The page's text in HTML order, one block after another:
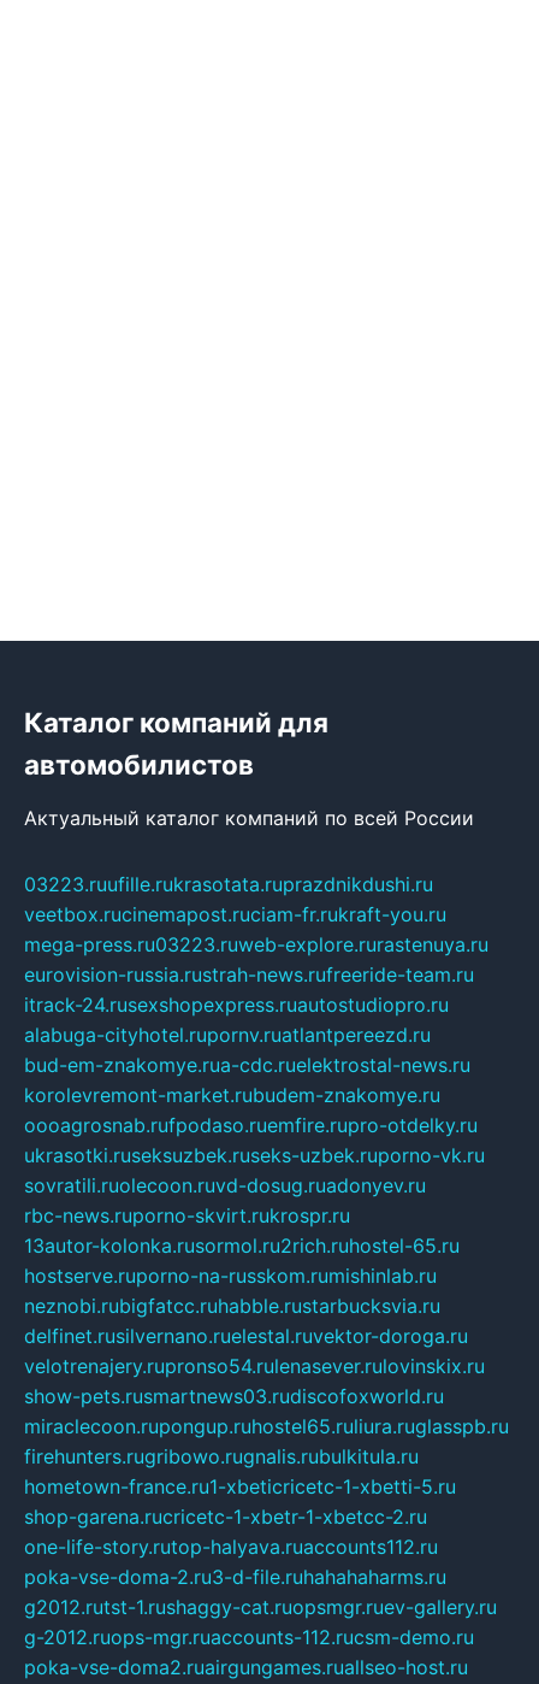
Каталог компаний для
автомобилистов
Актуальный каталог компаний по всей России
03223.ruufille.rukrasotata.ruprazdnikdushi.ru
veetbox.rucinemapost.ruciam-fr.rukraft-you.ru
mega-press.ru03223.ruweb-explore.rurastenuya.ru
eurovision-russia.rustrah-news.rufreeride-team.ru
itrack-24.rusexshopexpress.ruautostudiopro.ru
alabuga-cityhotel.rupornv.ruatlantpereezd.ru
bud-em-znakomye.rua-cdc.ruelektrostal-news.ru
korolevremont-market.rubudem-znakomye.ru
oooagrosnab.rufpodaso.ruemfire.rupro-otdelky.ru
ukrasotki.ruseksuzbek.ruseks-uzbek.ruporno-vk.ru
sovratili.ruolecoon.ruvd-dosug.ruadonyev.ru
rbc-news.ruporno-skvirt.rukrospr.ru
13autor-kolonka.rusormol.ru2rich.ruhostel-65.ru
hostserve.ruporno-na-russkom.rumishinlab.ru
neznobi.rubigfatcc.ruhabble.rustarbucksvia.ru
delfinet.rusilvernano.ruelestal.ruvektor-doroga.ru
velotrenajery.rupronso54.rulenasever.rulovinskix.ru
show-pets.rusmartnews03.rudiscofoxworld.ru
miraclecoon.rupongup.ruhostel65.ruliura.ruglasspb.ru
firehunters.rugribowo.rugnalis.rubulkitula.ru
hometown-france.ru1-xbeticricetc-1-xbetti-5.ru
shop-garena.rucricetc-1-xbetr-1-xbetcc-2.ru
one-life-story.rutop-halyava.ruaccounts112.ru
poka-vse-doma-2.ru3-d-file.ruhahahaharms.ru
g2012.rutst-1.rushaggy-cat.ruopsmgr.ruev-gallery.ru
g-2012.ruops-mgr.ruaccounts-112.rucsm-demo.ru
poka-vse-doma2.ruairgungames.ruallseo-host.ru